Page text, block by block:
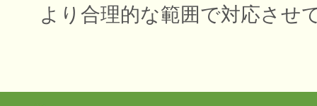
より合理的な範囲で対応させ